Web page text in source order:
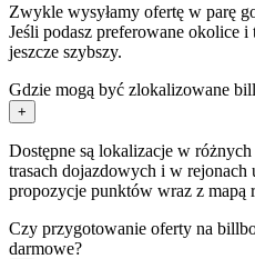
Zwykle wysyłamy ofertę w parę
Jeśli podasz preferowane okolice
jeszcze szybszy.
Gdzie mogą być zlokalizowane
+
Dostępne są lokalizacje w
trasach dojazdowych i w rejonach
propozycje punktów wraz z mapą
Czy przygotowanie oferty na
darmowe?